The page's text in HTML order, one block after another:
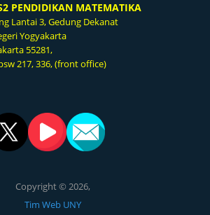
PENDIDIKAN MATEMATIKA
Lantai 3, Gedung Dekanat
Yogyakarta
55281,
217, 336, (front office)
Copyright © 2026,
Tim Web UNY